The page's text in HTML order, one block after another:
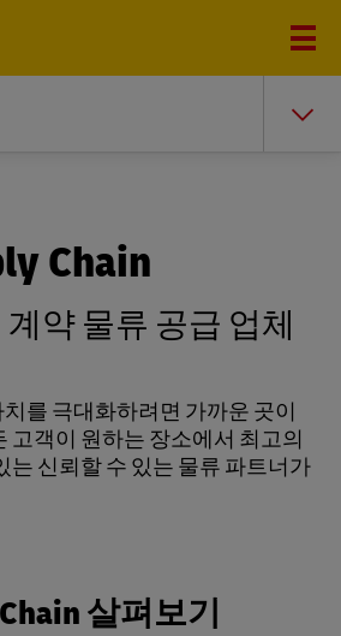
Chain
약 물류 공급 업체
를 극대화하려면 가까운 곳이
고객이 원하는 장소에서 최고의
는 신뢰할 수 있는 물류 파트너가
살펴보기